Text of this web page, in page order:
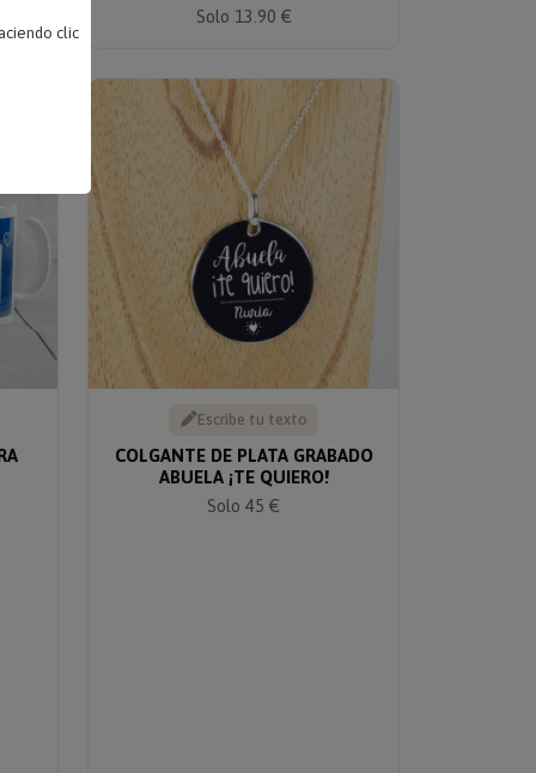
Solo 13.90 €
Escribe tu texto
COLGANTE DE PLATA GRABADO
ABUELA ¡TE QUIERO!
Solo 45 €
clic